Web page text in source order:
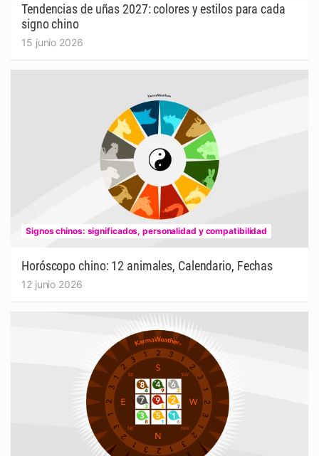
Tendencias de uñas 2027: colores y estilos para cada
signo chino
15 junio 2026
Signos chinos: significados, personalidad y compatibilidad
Horóscopo chino: 12 animales, Calendario, Fechas
12 junio 2026